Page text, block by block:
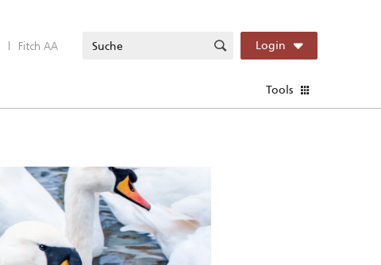
| Fitch AA Login
Tools